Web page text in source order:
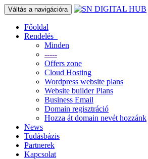
Váltás a navigációra
Főoldal
Rendelés
Minden
-----
Offers zone
Cloud Hosting
Wordpress website plans
Website builder Plans
Business Email
Domain regisztráció
Hozza át domain nevét hozzánk
News
Tudásbázis
Partnerek
Kapcsolat